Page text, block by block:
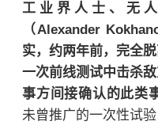
工业界人士、无
（Alexander
实，约两年前，完全
一次前线测试中击杀
事方间接确认的此类
未曾推广的一次性试